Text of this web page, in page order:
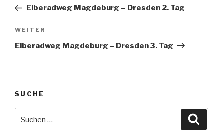
Beitrag
Elberadweg Magdeburg – Dresden 2. Tag
Nächster
Beitrag
WEITER
Elberadweg Magdeburg – Dresden 3. Tag
SUCHE
nach: